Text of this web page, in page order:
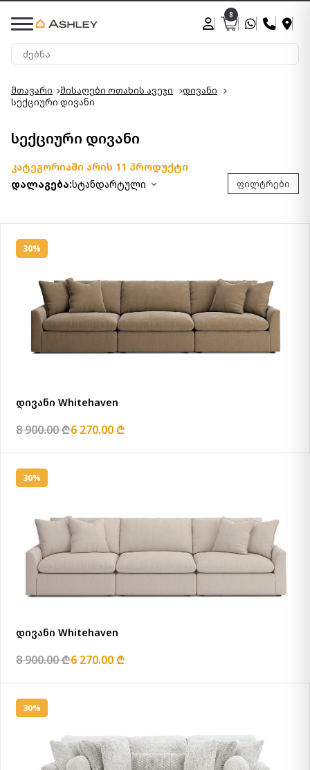
8
მთავარი მისაღები ოთახის ავეჯი
დივანი
სექციური დივანი
სექციური დივანი
კატეგორიაში არის 11 პროდუქტი
დალაგება:სტანდარტული ფილტრები
30%
დივანი Whitehaven
8 900.00 ₾6 270.00 ₾
30%
დივანი Whitehaven
8 900.00 ₾6 270.00 ₾
30%